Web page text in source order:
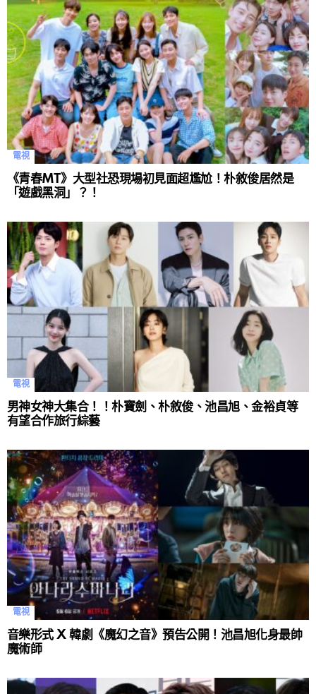
電視
《青春MT》大型社恐現場初見面超尷尬！朴敘俊居然是
「遊戲黑洞」？！
電視
男神女神大集合！！朴寶劍、朴敘俊、池昌旭、金裕貞等
有望合作旅行綜藝
電視
音樂形式 X 韓劇《魔幻之音》預告公開！池昌旭化身最帥
魔術師